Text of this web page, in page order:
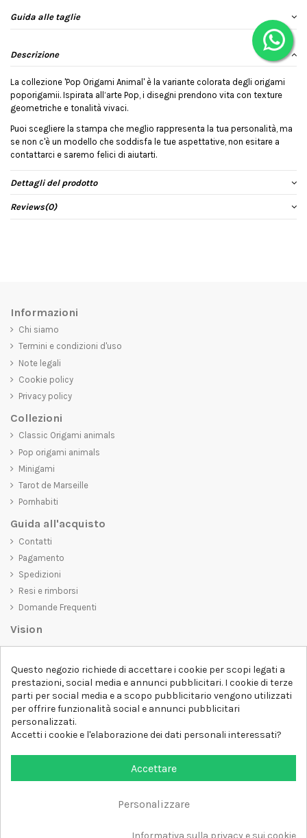
Guida alle taglie
Descrizione
La collezione 'Pop Origami Animal' è la variante colorata degli origami
poporigamii. Ispirata all’arte Pop, i disegni prendono vita con texture
geometriche e tonalità vivaci.
Puoi scegliere la stampa che meglio rappresenta la tua personalità, ma
se non c'è un modello che soddisfa le tue aspettative, non esitare a
contattarci e saremo felici di aiutarti.
Dettagli del prodotto
Reviews(0)
Informazioni
Chi siamo
Termini e condizioni d'uso
Note legali
Cookie policy
Privacy policy
Collezioni
Classic Origami animals
Pop origami animals
Minigami
Tarot de Marseille
Pornhabiti
Guida all'acquisto
Contatti
Pagamento
Spedizioni
Resi e rimborsi
Domande Frequenti
Vision
belli da vedere, ma che trasmettano anche un messaggio importante.
Che siate alla ricerca di una t-shirt unica e di tendenza, di una felpa
comoda e accogliente o di un accessorio esclusivo,D-SHIRTha
qualcosa per tutti.
Follow us
Questo negozio richiede di accettare i cookie per scopi legati a
prestazioni, social media e annunci pubblicitari. I cookie di terze
parti per social media e a scopo pubblicitario vengono utilizzati
per offrire funzionalità social e annunci pubblicitari
personalizzati.
Accetti i cookie e l'elaborazione dei dati personali interessati?
Accettare
Personalizzare
Informativa sulla privacy e sui cookie